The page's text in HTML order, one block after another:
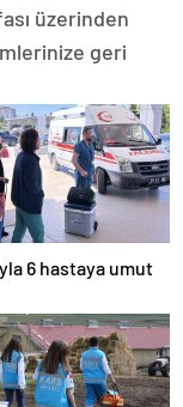
üzerinden
geri
6 hastaya umut